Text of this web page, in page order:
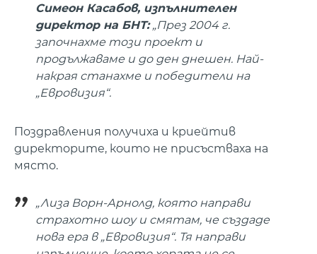
Симеон Касабов, изпълнителен
директор на БНТ:„През 2004 г.
започнахме този проект и
продължаваме и до ден днешен. Най-
накрая станахме и победители на
„Евровизия“.
Поздравления получиха и криейтив
директорите, които не присъстваха на
място.
„Лиза Ворн-Арнолд, която направи
страхотно шоу и смятам, че създаде
нова ера в „Евровизия“. Тя направи